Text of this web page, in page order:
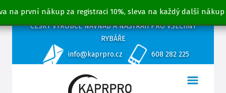
na první nákup za registraci 10%, sleva na každý další nákup
ČESKÝ VÝROBCE NÁVNAD A NÁSTRAH PRO VŠECHNY
RYBÁŘE
info@kaprpro.cz
608 282 225